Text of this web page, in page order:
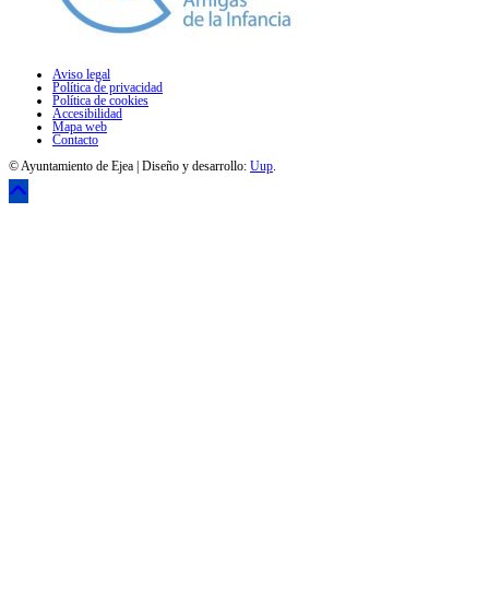
Aviso legal
Política de privacidad
Política de cookies
Accesibilidad
Mapa web
Contacto
© Ayuntamiento de Ejea | Diseño y desarrollo: Uup.